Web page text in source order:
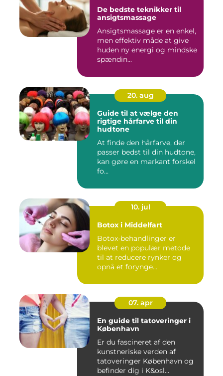
De bedste teknikker til
ansigtsmassage
Ansigtsmassage er en enkel,
men effektiv måde at give
huden ny energi og mindske
spændin...
20. aug
Guide til at vælge den
rigtige hårfarve til din
hudtone
At finde den hårfarve, der
passer bedst til din hudtone,
kan gøre en markant forskel
fo...
10. jul
Botox i Middelfart
Botox-behandlinger er
blevet en populær metode
til at reducere rynker og
opnå et forynge...
07. apr
En guide til tatoveringer i
København
Er du fascineret af den
kunstneriske verden af
tatoveringer København og
befinder dig i K&osl...